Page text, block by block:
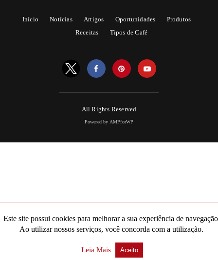
Início Notícias Artigos Oportunidades
Produtos
Receitas
Tipos de Café
All Rights Reserved
Powered by AMPforWP
Este site possui cookies para melhorar a sua experiência de
Ao utilizar nossos serviços, você concorda com a utilização.
Leia Mais Aceito